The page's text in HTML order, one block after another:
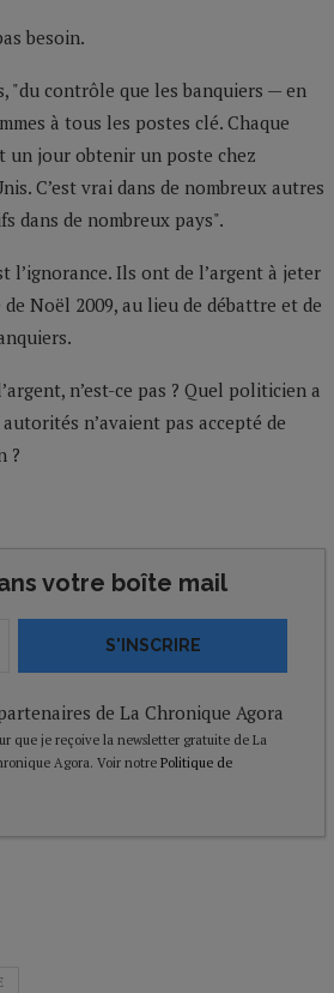
besoin.
"du contrôle que les banquiers — en
à tous les postes clé. Chaque
un jour obtenir un poste chez
C’est vrai dans de nombreux autres
dans de nombreux pays".
l’ignorance. Ils ont de l’argent à jeter
Noël 2009, au lieu de débattre et de
n’est-ce pas ? Quel politicien a
n’avaient pas accepté de
?
votre boîte mail
S'INSCRIRE
de La Chronique Agora
que je reçoive la newsletter gratuite de La
Agora. Voir notre Politique de